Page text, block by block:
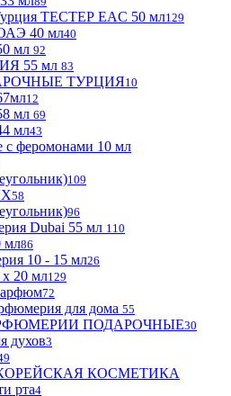
ТЕСТЕР EAC 50 мл129
40 мл40
мл 92
55 мл 83
ТУРЦИЯ10
12
мл 69
мл43
с феромонами 10 мл
109
58
96
Dubai 55 мл 110
мл86
10 - 15 мл26
20 мл129
72
для дома 55
ПОДАРОЧНЫЕ30
духов3
КОСМЕТИКА
рта4